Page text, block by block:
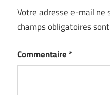
Votre adresse e-mail ne
champs obligatoires
Commentaire *